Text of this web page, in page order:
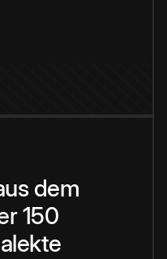
dem
150